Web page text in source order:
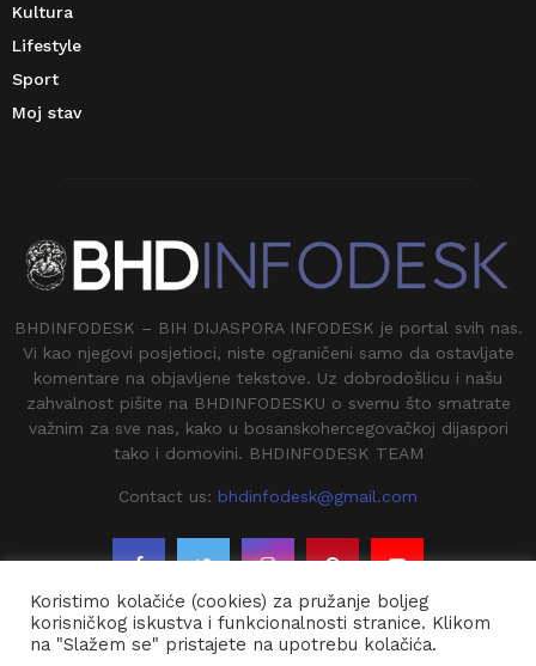
Kultura
Lifestyle
Sport
Moj stav
BHDINFODESK – BIH DIJASPORA INFODESK je portal svih nas.
Vi kao njegovi posjetioci, niste ograničeni samo da ostavljate
komentare na objavljene tekstove. Uz dobrodošlicu i našu
zahvalnost pišite na BHDINFODESKU o svemu što smatrate
važnim za sve nas, kako u bosanskohercegovačkoj dijaspori
tako i domovini. BHDINFODESK TEAM
Contact us: bhdinfodesk@gmail.com
Koristimo kolačiće (cookies) za pružanje boljeg
korisničkog iskustva i funkcionalnosti stranice. Klikom
na "Slažem se" pristajete na upotrebu kolačića.